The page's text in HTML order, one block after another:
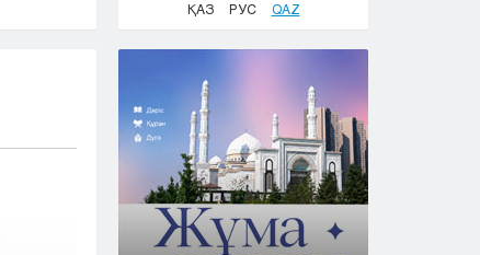
Aktobe
Jezkazgan
Karaganda
Kokshetaý
Kostanaı
Kyzylorda
Pavlodar
Petropavlovsk
ҚАЗ РУС QAZ